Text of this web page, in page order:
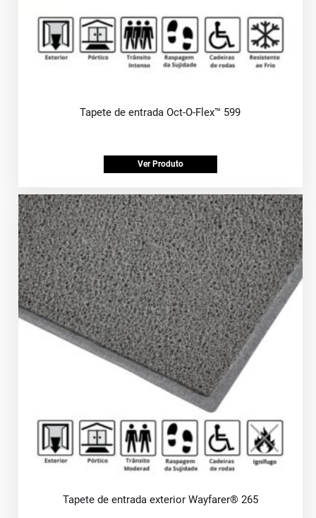
Tapete de entrada Oct-O-Flex™ 599
Ver Produto
Tapete de entrada exterior Wayfarer® 265